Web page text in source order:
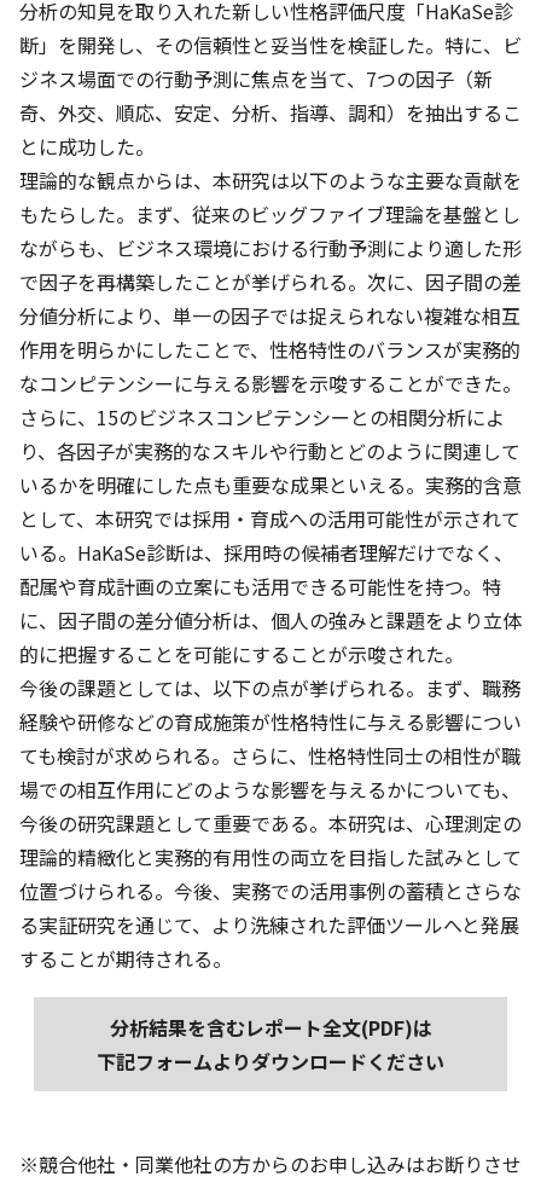
分析の知見を取り入れた新しい性格評価尺度「HaKaSe診
断」を開発し、その信頼性と妥当性を検証した。特に、ビ
ジネス場面での行動予測に焦点を当て、7つの因子（新
奇、外交、順応、安定、分析、指導、調和）を抽出するこ
とに成功した。
理論的な観点からは、本研究は以下のような主要な貢献を
もたらした。まず、従来のビッグファイブ理論を基盤とし
ながらも、ビジネス環境における行動予測により適した形
で因子を再構築したことが挙げられる。次に、因子間の差
分値分析により、単一の因子では捉えられない複雑な相互
作用を明らかにしたことで、性格特性のバランスが実務的
なコンピテンシーに与える影響を示唆することができた。
さらに、15のビジネスコンピテンシーとの相関分析によ
り、各因子が実務的なスキルや行動とどのように関連して
いるかを明確にした点も重要な成果といえる。実務的含意
として、本研究では採用・育成への活用可能性が示されて
いる。HaKaSe診断は、採用時の候補者理解だけでなく、
配属や育成計画の立案にも活用できる可能性を持つ。特
に、因子間の差分値分析は、個人の強みと課題をより立体
的に把握することを可能にすることが示唆された。
今後の課題としては、以下の点が挙げられる。まず、職務
経験や研修などの育成施策が性格特性に与える影響につい
ても検討が求められる。さらに、性格特性同士の相性が職
場での相互作用にどのような影響を与えるかについても、
今後の研究課題として重要である。本研究は、心理測定の
理論的精緻化と実務的有用性の両立を目指した試みとして
位置づけられる。今後、実務での活用事例の蓄積とさらな
る実証研究を通じて、より洗練された評価ツールへと発展
することが期待される。
分析結果を含むレポート全文(PDF)は
下記フォームよりダウンロードください
※競合他社・同業他社の方からのお申し込みはお断りさせ